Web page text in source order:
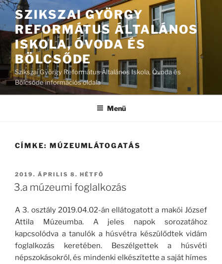
Tartalomhoz
SZIKSZAI GYÖRGY
REFORMÁTUS ÁLTALÁNOS
ISKOLA, ÓVODA ÉS
BÖLCSŐDE
Szikszai György Református Általános Iskola, Óvoda és
Bölcsőde információs oldala
Menü
CÍMKE: MÚZEUMLÁTOGATÁS
BEKÜLDVE:
2019. ÁPRILIS 8. HÉTFŐ
3.a múzeumi foglalkozás
A 3. osztály 2019.04.02-án ellátogatott a makói József
Attila Múzeumba. A jeles napok sorozatához
kapcsolódva a tanulók a húsvétra készülődtek vidám
foglalkozás keretében. Beszélgettek a húsvéti
népszokásokról, és mindenki elkészítette a saját hímes